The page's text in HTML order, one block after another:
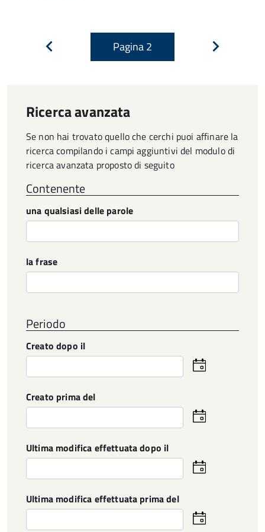
Pagina2
Ricerca avanzata
Se non hai trovato quello che cerchi puoi affinare la
ricerca compilando i campi aggiuntivi del modulo di
ricerca avanzata proposto di seguito
Contenente
una qualsiasi delle parole
la frase
Periodo
Creato dopo il
Seleziona
la
Creato prima del
Seleziona
la
Ultima modifica effettuata dopo il
Seleziona
la
Ultima modifica effettuata prima del
Seleziona
la